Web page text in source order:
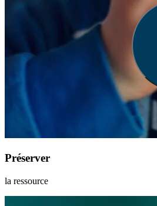
Préserver
la ressource